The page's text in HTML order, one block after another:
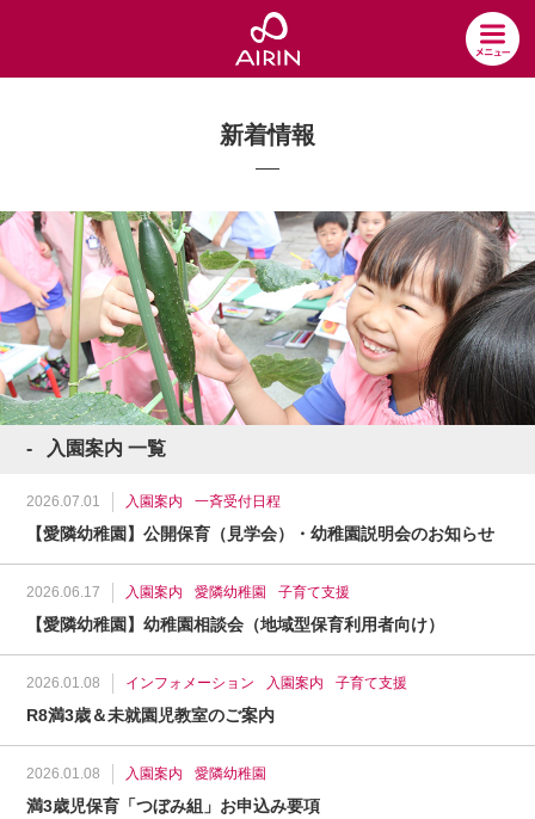
新着情報
入園案内 一覧
2026.07.01 入園案内 一斉受付日程
【愛隣幼稚園】公開保育（見学会）・幼稚園説明会のお知らせ
2026.06.17 入園案内 愛隣幼稚園 子育て支援
【愛隣幼稚園】幼稚園相談会（地域型保育利用者向け）
2026.01.08 インフォメーション 入園案内 子育て支援
R8満3歳＆未就園児教室のご案内
2026.01.08 入園案内 愛隣幼稚園
満3歳児保育「つぼみ組」お申込み要項